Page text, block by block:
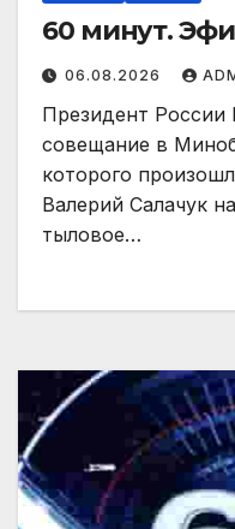
60 минут.
06.08.2026
Президент
совещание в
которого
Валерий Салачук
тыловое…